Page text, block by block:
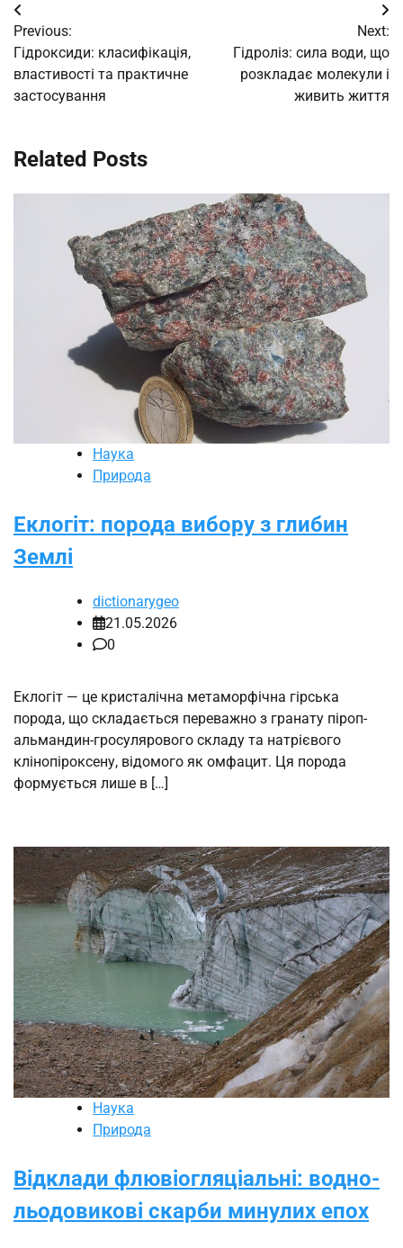
Post
navigation
Previous:
Гідроксиди: класифікація,
властивості та практичне
застосування
Next:
Гідроліз: сила води, що
розкладає молекули і
живить життя
Related Posts
Наука
Природа
Еклогіт: порода вибору з глибин
Землі
dictionarygeo
21.05.2026
0
Еклогіт — це кристалічна метаморфічна гірська
порода, що складається переважно з гранату піроп-
альмандин-гросулярового складу та натрієвого
клінопіроксену, відомого як омфацит. Ця порода
формується лише в […]
Наука
Природа
Відклади флювіогляціальні: водно-
льодовикові скарби минулих епох